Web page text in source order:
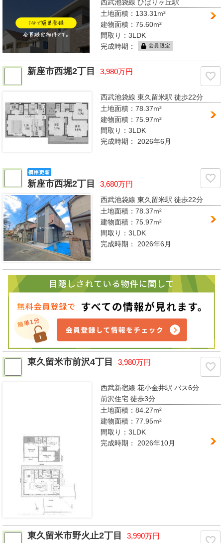
西武池袋線 ひばりヶ丘駅
土地面積：133.31m²
建物面積：75.60m²
間取り：3LDK
完成時期：
新座市西堀2丁目 3,980万円
西武池袋線 東久留米駅徒歩22分
土地面積：78.37m²
建物面積：75.97m²
間取り：3LDK
完成時期：2026年6月
新座市西堀2丁目 3,680万円
西武池袋線 東久留米駅徒歩22分
土地面積：78.37m²
建物面積：75.97m²
間取り：3LDK
完成時期：2026年6月
東久留米市前沢4丁目 3,980万円
西武新宿線 花小金井駅バス6分
前沢住宅 徒歩3分
土地面積：84.27m²
建物面積：77.95m²
間取り：3LDK
完成時期： 2026年10月
東久留米市野火止2丁目 3,990万円